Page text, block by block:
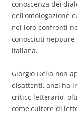
conoscenza dei
dell’omologazione
nei loro confronti
conosciuti
italiana.
Giorgio Delia non
disattenti, anzi ha
critico letterario,
come cultore di